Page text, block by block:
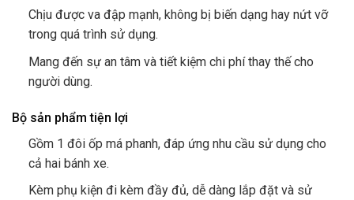
Chịu được va đập mạnh, không bị biến dạng hay nứt vỡ
trong quá trình sử dụng.
Mang đến sự an tâm và tiết kiệm chi phí thay thế cho
người dùng.
Bộ sản phẩm tiện lợi
Gồm 1 đôi ốp má phanh, đáp ứng nhu cầu sử dụng cho
cả hai bánh xe.
Kèm phụ kiện đi kèm đầy đủ, dễ dàng lắp đặt và sử